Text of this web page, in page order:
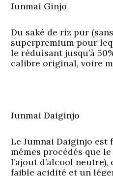
Junmai Ginjo
Du saké de riz pur
superpremium pour
le réduisant jusqu’à
calibre original, voire
Junmai Daiginjo
Le Jumnai Daiginjo est
mêmes procédés que
l’ajout d’alcool
faible acidité et un